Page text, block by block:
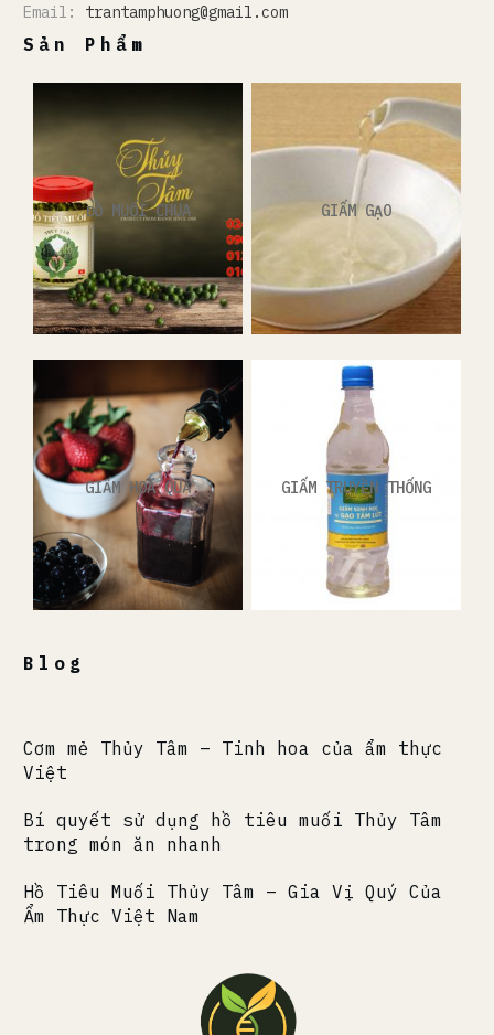
Email: trantamphuong@gmail.com
Sản Phẩm
ĐỒ MUỐI CHUA GIẤM GẠO
GIẤM HOA QUẢ GIẤM TRUYỀN THỐNG
Blog
Cơm mẻ Thủy Tâm – Tinh hoa của ẩm thực
Việt
Bí quyết sử dụng hồ tiêu muối Thủy Tâm
trong món ăn nhanh
Hồ Tiêu Muối Thủy Tâm – Gia Vị Quý Của
Ẩm Thực Việt Nam